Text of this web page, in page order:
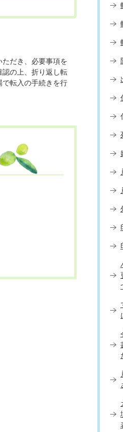
だき、必要事項を
の上、折り返し転
転入の手続きを行